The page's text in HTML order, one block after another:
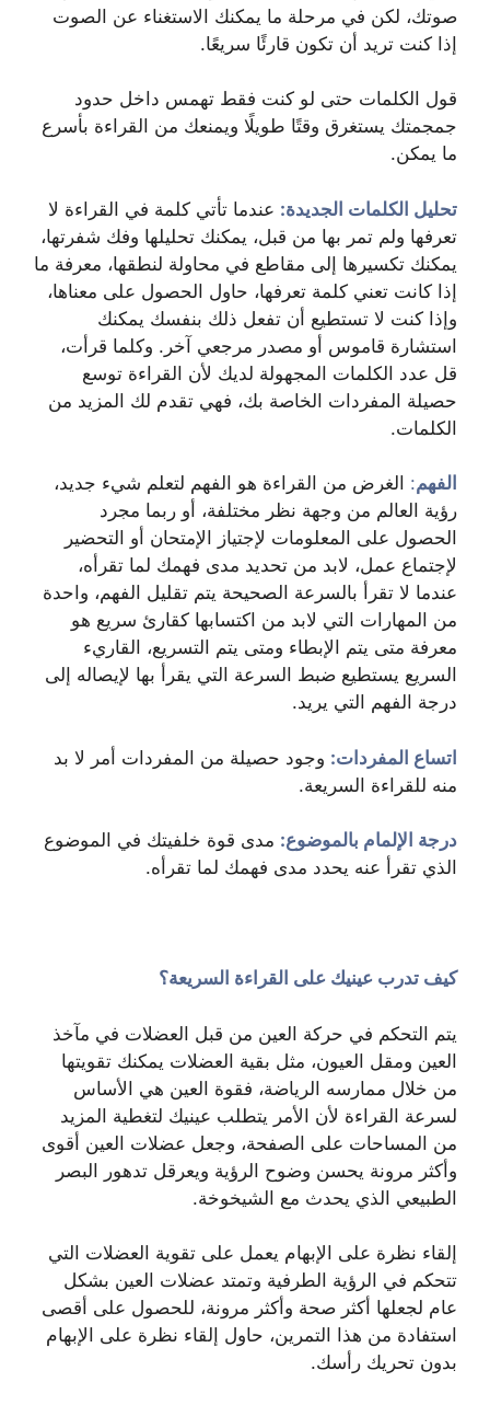
صوتك، لكن في مرحلة ما يمكنك الاستغناء عن الصوت
إذا كنت تريد أن تكون قارئًا سريعًا.
قول الكلمات حتى لو كنت فقط تهمس داخل حدود
جمجمتك يستغرق وقتًا طويلًا ويمنعك من القراءة بأسرع
ما يمكن.
تحليل الكلمات الجديدة: عندما تأتي كلمة في القراءة لا
تعرفها ولم تمر بها من قبل، يمكنك تحليلها وفك شفرتها،
يمكنك تكسيرها إلى مقاطع في محاولة لنطقها، معرفة ما
إذا كانت تعني كلمة تعرفها، حاول الحصول على معناها،
وإذا كنت لا تستطيع أن تفعل ذلك بنفسك يمكنك
استشارة قاموس أو مصدر مرجعي آخر. وكلما قرأت،
قل عدد الكلمات المجهولة لديك لأن القراءة توسع
حصيلة المفردات الخاصة بك، فهي تقدم لك المزيد من
الكلمات.
الفهم: الغرض من القراءة هو الفهم لتعلم شيء جديد،
رؤية العالم من وجهة نظر مختلفة، أو ربما مجرد
الحصول على المعلومات لإجتياز الإمتحان أو التحضير
لإجتماع عمل، لابد من تحديد مدى فهمك لما تقرأه،
عندما لا تقرأ بالسرعة الصحيحة يتم تقليل الفهم، واحدة
من المهارات التي لابد من اكتسابها كقارئ سريع هو
معرفة متى يتم الإبطاء ومتى يتم التسريع، القاريء
السريع يستطيع ضبط السرعة التي يقرأ بها لإيصاله إلى
درجة الفهم التي يريد.
اتساع المفردات: وجود حصيلة من المفردات أمر لا بد
منه للقراءة السريعة.
درجة الإلمام بالموضوع: مدى قوة خلفيتك في الموضوع
الذي تقرأ عنه يحدد مدى فهمك لما تقرأه.
كيف تدرب عينيك على القراءة السريعة؟
يتم التحكم في حركة العين من قبل العضلات في مآخذ
العين ومقل العيون، مثل بقية العضلات يمكنك تقويتها
من خلال ممارسه الرياضة، فقوة العين هي الأساس
لسرعة القراءة لأن الأمر يتطلب عينيك لتغطية المزيد
من المساحات على الصفحة، وجعل عضلات العين أقوى
وأكثر مرونة يحسن وضوح الرؤية ويعرقل تدهور البصر
الطبيعي الذي يحدث مع الشيخوخة.
إلقاء نظرة على الإبهام يعمل على تقوية العضلات التي
تتحكم في الرؤية الطرفية وتمتد عضلات العين بشكل
عام لجعلها أكثر صحة وأكثر مرونة، للحصول على أقصى
استفادة من هذا التمرين، حاول إلقاء نظرة على الإبهام
بدون تحريك رأسك.